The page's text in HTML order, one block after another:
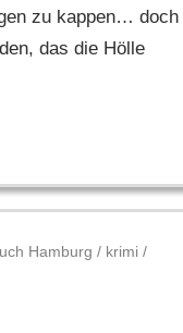
zu kappen… doch
das die Hölle
Hamburg / krimi /